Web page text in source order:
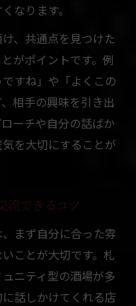
なります。
、共通点を見つけた
がポイントです。例
すね」や「よくこの
相手の興味を引き出
ーチや自分の話ばか
を大切にすることが
流できるコツ
まず自分に合った雰
ことが大切です。札
ニティ型の酒場が多
話しかけてくれる店